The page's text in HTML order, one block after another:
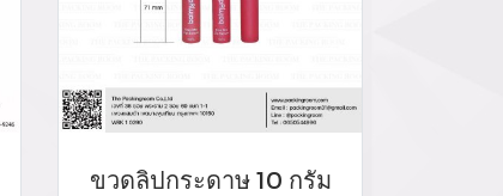
ขวดลิปกระดาษ 10 กรัม